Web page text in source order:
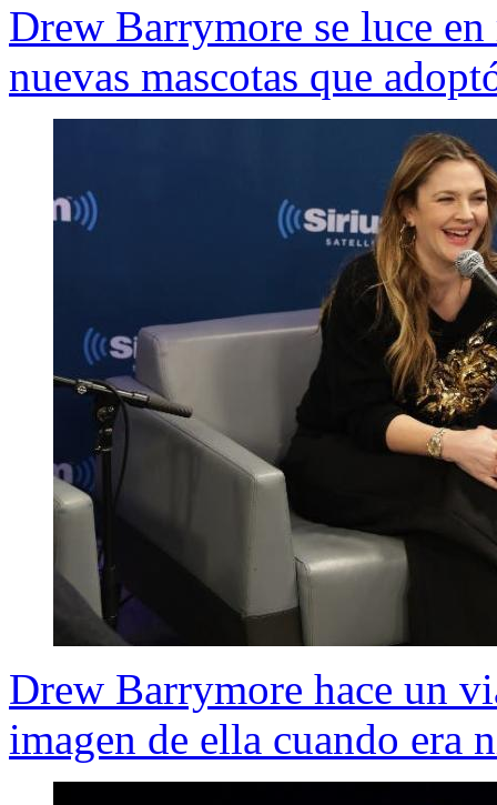
Drew Barrymore se luce
nuevas mascotas que
Drew Barrymore hace un
imagen de ella cuando era